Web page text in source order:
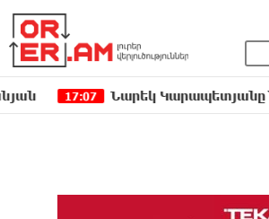
17:07 Նարեկ Կարապետյանը`